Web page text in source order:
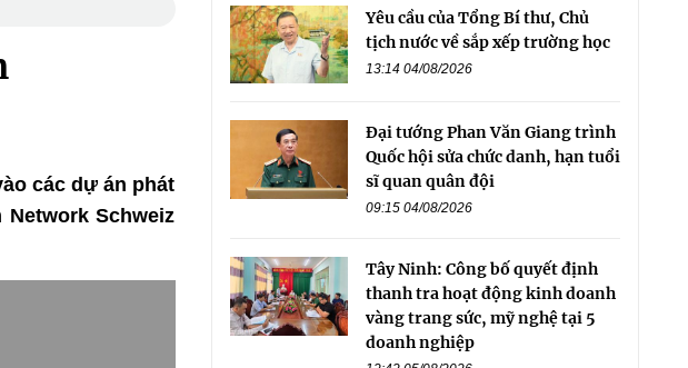
các dự án phát
Schweiz
Yêu cầu của Tổng Bí thư, Chủ
tịch nước về sắp xếp trường học
13:14 04/08/2026
Đại tướng Phan Văn Giang trình
Quốc hội sửa chức danh, hạn tuổi
sĩ quan quân đội
09:15 04/08/2026
Tây Ninh: Công bố quyết định
thanh tra hoạt động kinh doanh
vàng trang sức, mỹ nghệ tại 5
doanh nghiệp